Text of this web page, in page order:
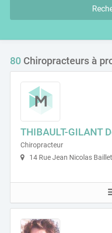
80 Chiropracteurs à
THIBAULT-GILANT
Chiropracteur
14 Rue Jean Nicolas